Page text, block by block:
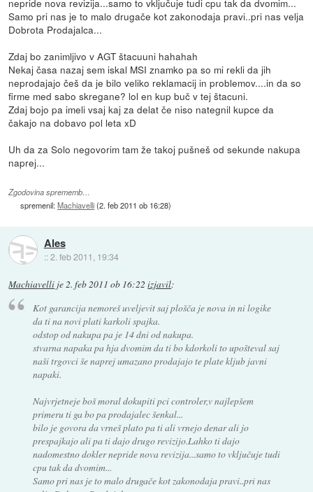
nepride nova revizija...samo to vključuje tudi cpu tak da dvomim...
Samo pri nas je to malo drugače kot zakonodaja pravi..pri nas velja
Dobrota Prodajalca...
Zdaj bo zanimljivo v AGT štacuuni hahahah
Nekaj časa nazaj sem iskal MSI znamko pa so mi rekli da jih
neprodajajo češ da je bilo veliko reklamacij in problemov....in da so
firme med sabo skregane? lol en kup buč v tej štacuni.
Zdaj bojo pa imeli vsaj kaj za delat če niso nategnil kupce da
čakajo na dobavo pol leta xD
Uh da za Solo negovorim tam že takoj pušneš od sekunde nakupa
naprej...
Zgodovina sprememb…
spremenil:Machiavelli(2. feb 2011 ob 16:28)
Ales
::2. feb 2011, 19:34
Machiavelli je2. feb 2011 ob 16:22 izjavil:
Kot garancija nemoreš uveljevit saj plošča je nova in ni logike
da ti na novi plati karkoli spajka.
odstop od nakupa pa je 14 dni od nakupa.
stvarna napaka pa hja dvomim da ti bo kdorkoli to upošteval saj
naši trgovci še naprej umazano prodajajo te plate kljub javni
napaki.
Najvrjetneje boš moral dokupiti pci controler,v najlepšem
primeru ti ga bo pa prodajalec šenkal...
bilo je govora da vrneš plato pa ti ali vrnejo denar ali jo
prespajkajo ali pa ti dajo drugo revizijo.Lahko ti dajo
nadomestno dokler nepride nova revizija...samo to vključuje tudi
cpu tak da dvomim...
Samo pri nas je to malo drugače kot zakonodaja pravi..pri nas